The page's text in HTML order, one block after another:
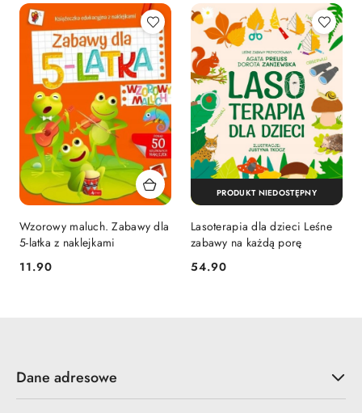
Wzorowy maluch. Zabawy dla
5-latka z naklejkami
Cena:
11.90
Lasoterapia dla dzieci Leśne
zabawy na każdą porę
Cena:
54.90
PRODUKT NIEDOSTĘPNY
Dane adresowe